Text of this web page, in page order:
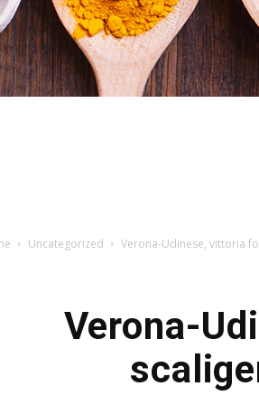
Uncategorized Verona-Udinese, vittoria
Verona-